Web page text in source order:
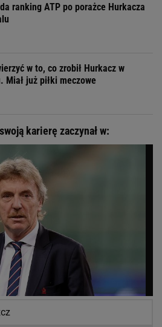
ranking ATP po porażce Hurkacza
w to, co zrobił Hurkacz w
Miał już piłki meczowe
karierę zaczynał w: